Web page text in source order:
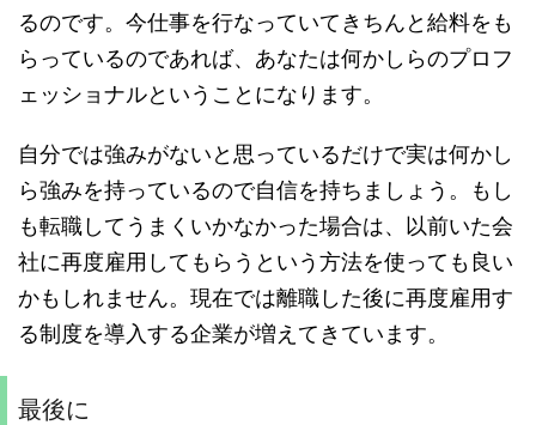
るのです。今仕事を行なっていてきちんと給料をも
らっているのであれば、あなたは何かしらのプロフ
ェッショナルということになります。
自分では強みがないと思っているだけで実は何かし
ら強みを持っているので自信を持ちましょう。もし
も転職してうまくいかなかった場合は、以前いた会
社に再度雇用してもらうという方法を使っても良い
かもしれません。現在では離職した後に再度雇用す
る制度を導入する企業が増えてきています。
最後に